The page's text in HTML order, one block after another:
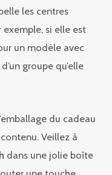
les centres
si elle est
un modèle avec
groupe qu’elle
du cadeau
Veillez à
dans une jolie boîte